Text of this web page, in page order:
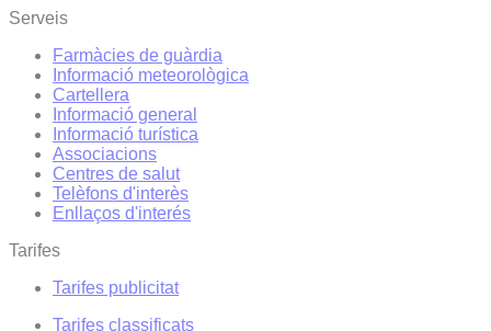
Serveis
Farmàcies de guàrdia
Informació meteorològica
Cartellera
Informació general
Informació turística
Associacions
Centres de salut
Telèfons d'interès
Enllaços d'interés
Tarifes
Tarifes publicitat
Tarifes classificats